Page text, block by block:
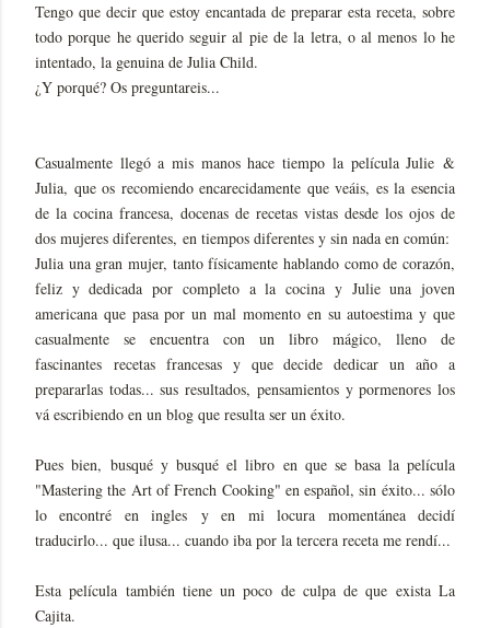
Tengo que decir que estoy encantada de preparar esta receta, sobre
todo porque he querido seguir al pie de la letra, o al menos lo he
intentado, la genuina de Julia Child.
¿Y porqué? Os preguntareis...
Casualmente llegó a mis manos hace tiempo la película Julie &
Julia, que os recomiendo encarecidamente que veáis, es la esencia
de la cocina francesa, docenas de recetas vistas desde los ojos de
dos mujeres diferentes, en tiempos diferentes y sin nada en común:
Julia una gran mujer, tanto físicamente hablando como de corazón,
feliz y dedicada por completo a la cocina y Julie una joven
americana que pasa por un mal momento en su autoestima y que
casualmente se encuentra con un libro mágico, lleno de
fascinantes recetas francesas y que decide dedicar un año a
prepararlas todas... sus resultados, pensamientos y pormenores los
vá escribiendo en un blog que resulta ser un éxito.
Pues bien, busqué y busqué el libro en que se basa la película
"Mastering the Art of French Cooking" en español, sin éxito... sólo
lo encontré en ingles y en mi locura momentánea decidí
traducirlo... que ilusa... cuando iba por la tercera receta me rendí...
Esta película también tiene un poco de culpa de que exista La
Cajita.